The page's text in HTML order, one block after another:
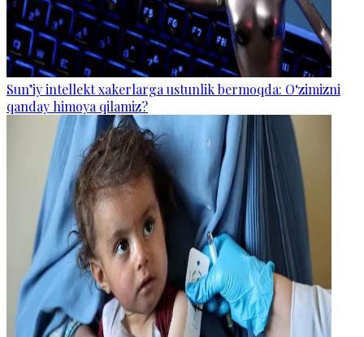
Sun’iy intellekt xakerlarga ustunlik bermoqda: O‘zimizni
qanday himoya qilamiz?